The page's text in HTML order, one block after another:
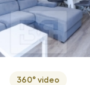
360° video